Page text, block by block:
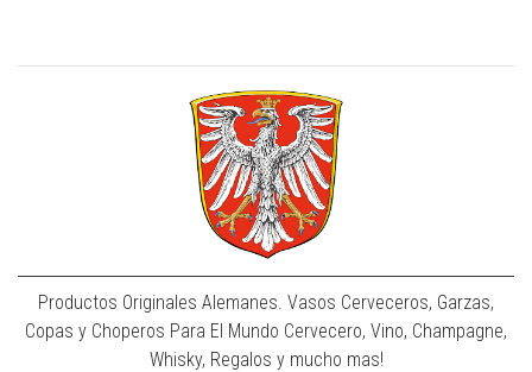
Productos Originales Alemanes. Vasos Cerveceros, Garzas,
Copas y Choperos Para El Mundo Cervecero, Vino, Champagne,
Whisky, Regalos y mucho mas!